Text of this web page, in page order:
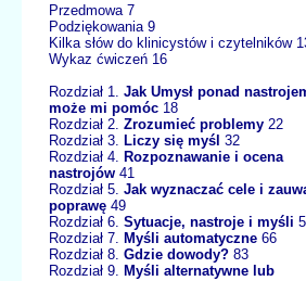
Przedmowa 7
Podziękowania 9
Kilka słów do klinicystów i czytelników
Wykaz ćwiczeń 16
Rozdział 1. Jak Umysł ponad
może mi pomóc 18
Rozdział 2. Zrozumieć problemy 22
Rozdział 3. Liczy się myśl 32
Rozdział 4. Rozpoznawanie i ocena
nastrojów 41
Rozdział 5. Jak wyznaczać cele i
poprawę 49
Rozdział 6. Sytuacje, nastroje i myśli
Rozdział 7. Myśli automatyczne 66
Rozdział 8. Gdzie dowody? 83
Rozdział 9. Myśli alternatywne lub